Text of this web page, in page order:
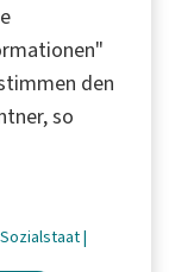
den
so
Sozialstaat|